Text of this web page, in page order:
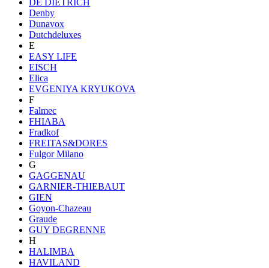
Denby
Dunavox
Dutchdeluxes
E
EASY LIFE
EISCH
Elica
EVGENIYA KRYUKOVA
F
Falmec
FHIABA
Fradkof
FREITAS&DORES
Fulgor Milano
G
GAGGENAU
GARNIER-THIEBAUT
GIEN
Goyon-Chazeau
Graude
GUY DEGRENNE
H
HALIMBA
HAVILAND